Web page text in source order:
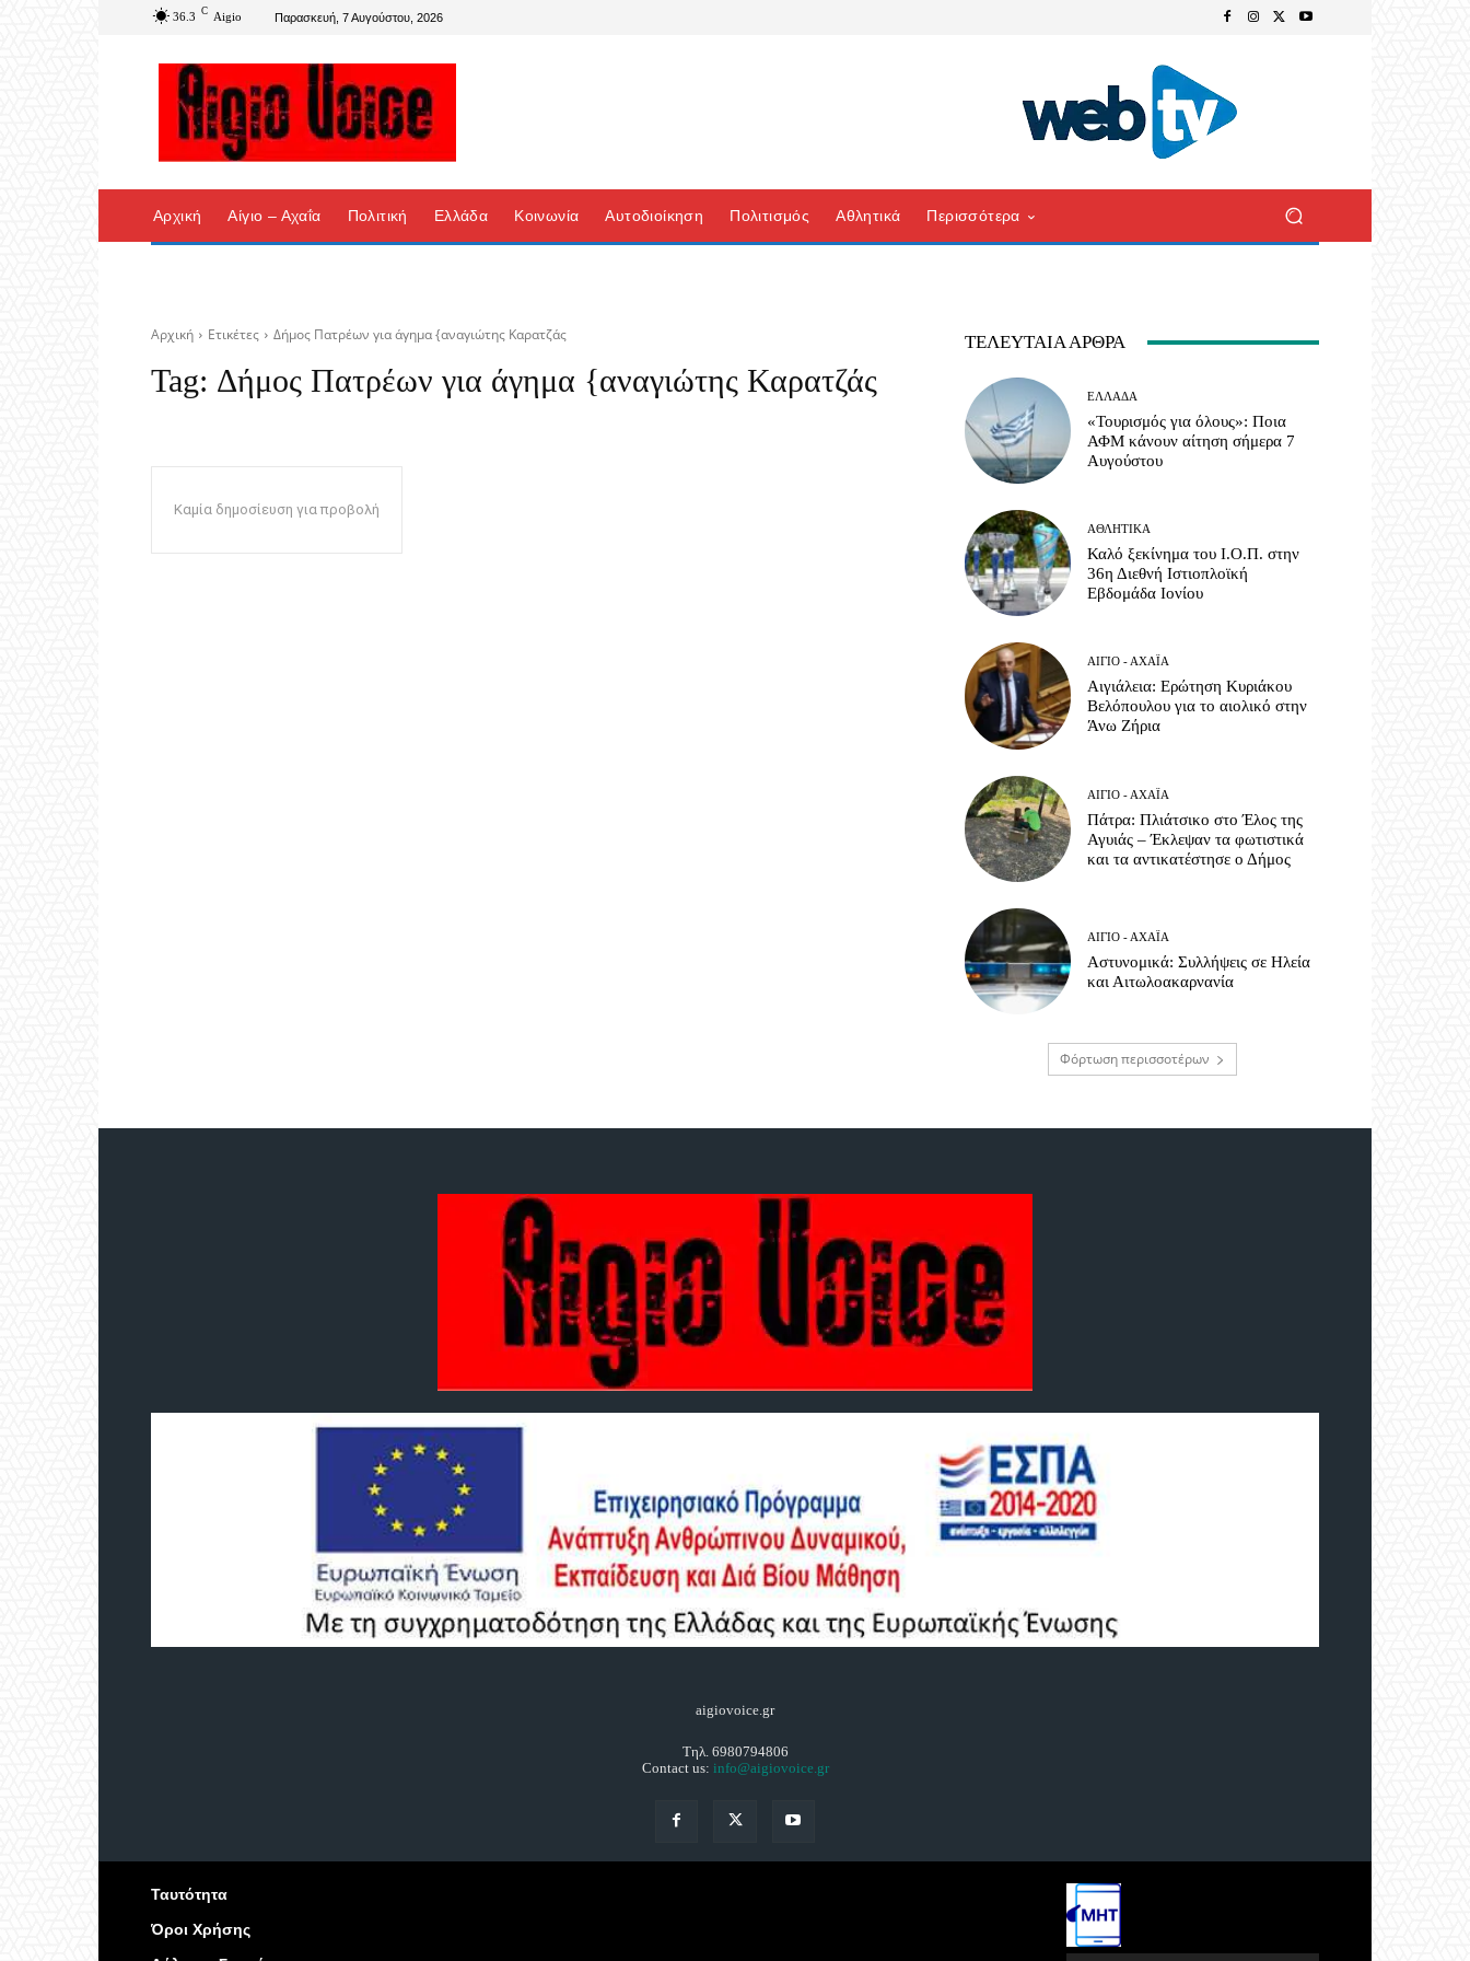
36.3 C Aigio Παρασκευή, 7 Αυγούστου, 2026
Αρχική Αίγιο – Αχαΐα Πολιτική Ελλάδα Κοινωνία Αυτοδιοίκηση Πολιτισμός Αθλητικά Περισσότερα
Αρχική Ετικέτες Δήμος Πατρέων για άγημα {αναγιώτης Καρατζάς
Tag: Δήμος Πατρέων για άγημα {αναγιώτης Καρατζάς
Καμία δημοσίευση για προβολή
ΤΕΛΕΥΤΑΊΑ ΆΡΘΡΑ
ΕΛΛΆΔΑ
«Τουρισμός για όλους»: Ποια
ΑΦΜ κάνουν αίτηση σήμερα 7
Αυγούστου
ΑΘΛΗΤΙΚΆ
Καλό ξεκίνημα του Ι.Ο.Π. στην
36η Διεθνή Ιστιοπλοϊκή
Εβδομάδα Ιονίου
ΑΊΓΙΟ - ΑΧΑΪ́Α
Αιγιάλεια: Ερώτηση Κυριάκου
Βελόπουλου για το αιολικό στην
Άνω Ζήρια
ΑΊΓΙΟ - ΑΧΑΪ́Α
Πάτρα: Πλιάτσικο στο Έλος της
Αγυιάς – Έκλεψαν τα φωτιστικά
και τα αντικατέστησε ο Δήμος
ΑΊΓΙΟ - ΑΧΑΪ́Α
Αστυνομικά: Συλλήψεις σε Ηλεία
και Αιτωλοακαρνανία
Φόρτωση περισσοτέρων
aigiovoice.gr
Τηλ. 6980794806
Contact us: info@aigiovoice.gr
Ταυτότητα
Όροι Χρήσης